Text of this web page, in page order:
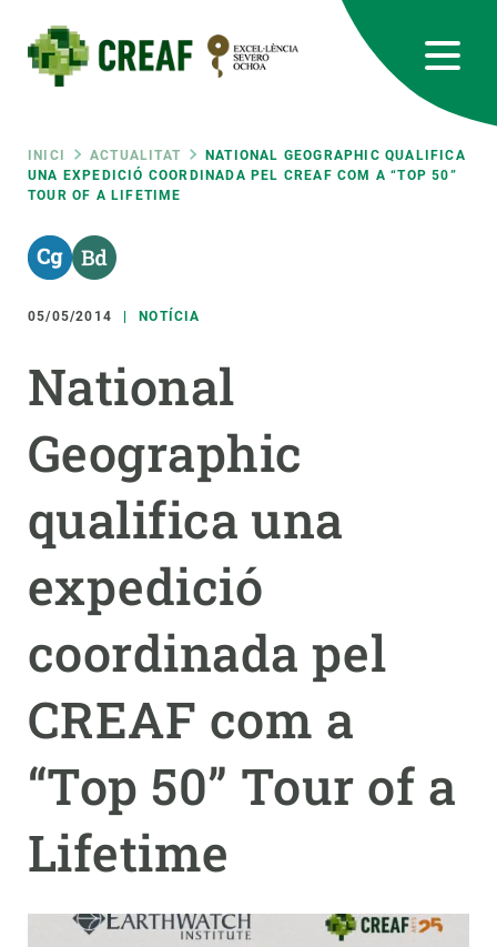
contingut
Fil
d'ariadna
INICI ACTUALITAT
NATIONAL GEOGRAPHIC QUALIFICA
UNA EXPEDICIÓ COORDINADA PEL CREAF COM A “TOP 50”
TOUR OF A LIFETIME
05/05/2014 NOTÍCIA
National
Geographic
qualifica una
expedició
coordinada pel
CREAF com a
“Top 50” Tour of a
Lifetime
RRSS
Featured
responsive
Responsive
menu
RECERCA
CIÈNCIA EN ACCIÓ
PARTICIPA
NOTÍCIES I AGENDA